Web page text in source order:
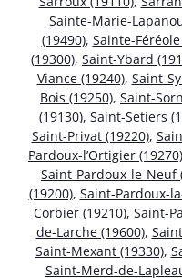
Sainte-Marie-
(19490), Sainte-
(19300), Saint-Ybard
Viance (19240), Saint-
Bois (19250), Saint-
(19130), Saint-Setiers
Saint-Privat (19220),
Pardoux-l’Ortigier (19270)
Saint-Pardoux-le-Neuf
(19200), Saint-Pardoux-
Corbier (19210), Saint-
de-Larche (19600),
Saint-Mexant (19330),
Saint-Merd-de-